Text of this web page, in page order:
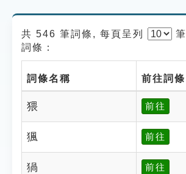
共 546 筆詞條, 每頁呈列 筆
詞條：
詞條名稱 前往詞條
猥 前往
猦 前往
猧 前往